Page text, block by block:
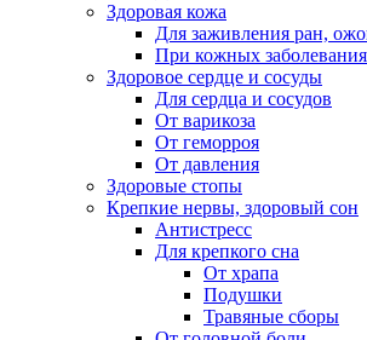
Здоровая кожа
Для заживления ран,
При кожных
Здоровое сердце и сосуды
Для сердца и сосудов
От варикоза
От геморроя
От давления
Здоровые стопы
Крепкие нервы, здоровый сон
Антистресс
Для крепкого сна
От храпа
Подушки
Травяные сборы